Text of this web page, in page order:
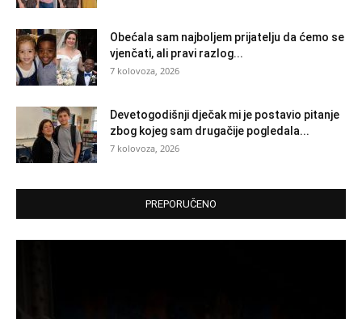
Obećala sam najboljem prijatelju da ćemo se
vjenčati, ali pravi razlog...
7 kolovoza, 2026
Devetogodišnji dječak mi je postavio pitanje
zbog kojeg sam drugačije pogledala...
7 kolovoza, 2026
PREPORUČENO